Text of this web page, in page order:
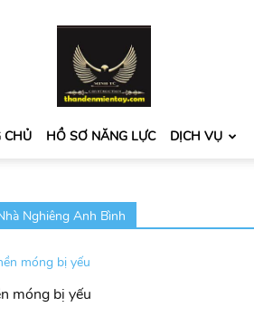
thandenmientay.com
CHỦ HỒ SƠ NĂNG LỰC DỊCH VỤ
Nghiêng Anh Bình
móng bị yếu